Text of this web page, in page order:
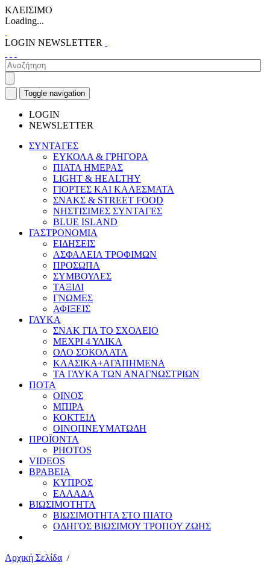
ΚΛΕΙΣΙΜΟ
Loading...
LOGIN NEWSLETTER
Toggle navigation
LOGIN
NEWSLETTER
ΣΥΝΤΑΓΕΣ
ΕΥΚΟΛΑ & ΓΡΗΓΟΡΑ
ΠΙΑΤΑ ΗΜΕΡΑΣ
LIGHT & HEALTHY
ΓΙΟΡΤΕΣ ΚΑΙ ΚΑΛΕΣΜΑΤΑ
ΣΝΑΚΣ & STREET FOOD
ΝΗΣΤΙΣΙΜΕΣ ΣΥΝΤΑΓΕΣ
BLUE ISLAND
ΓΑΣΤΡΟΝΟΜΙΑ
ΕΙΔΗΣΕΙΣ
ΑΣΦΑΛΕΙΑ ΤΡΟΦΙΜΩΝ
ΠΡΟΣΩΠΑ
ΣΥΜΒΟΥΛΕΣ
ΤΑΞΙΔΙ
ΓΝΩΜΕΣ
ΑΦΙΞΕΙΣ
ΓΛΥΚΑ
ΣΝΑΚ ΓΙΑ ΤΟ ΣΧΟΛΕΙΟ
ΜΕΧΡΙ 4 ΥΛΙΚΑ
ΟΛΟ ΣΟΚΟΛΑΤΑ
ΚΛΑΣΙΚΑ+ΑΓΑΠΗΜΕΝΑ
ΤΑ ΓΛΥΚΑ ΤΩΝ ΑΝΑΓΝΩΣΤΡΙΩΝ
ΠΟΤΑ
ΟΙΝΟΣ
ΜΠΙΡΑ
ΚΟΚΤΕΙΛ
ΟΙΝΟΠΝΕΥΜΑΤΩΔΗ
ΠΡΟΪΟΝΤΑ
PHOTOS
VIDEOS
ΒΡΑΒΕΙΑ
ΚΥΠΡΟΣ
ΕΛΛΑΔΑ
ΒΙΩΣΙΜΟΤΗΤΑ
ΒΙΩΣΙΜΟΤΗΤΑ ΣΤΟ ΠΙΑΤΟ
ΟΔΗΓΟΣ ΒΙΩΣΙΜΟΥ ΤΡΟΠΟΥ ΖΩΗΣ
Αρχική Σελίδα /